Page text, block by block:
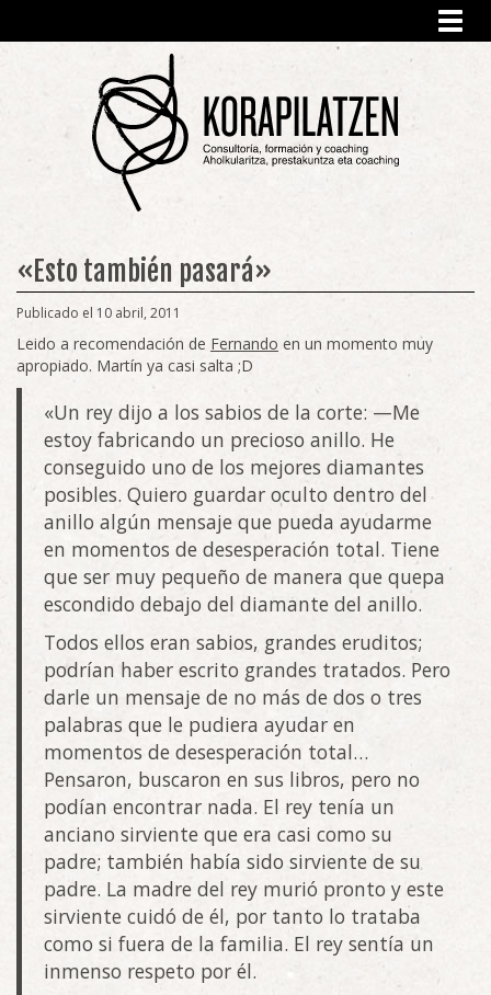
«Esto también pasará»
Publicado el 10 abril, 2011
Leido a recomendación de Fernando en un momento muy
apropiado. Martín ya casi salta ;D
«Un rey dijo a los sabios de la corte: —Me
estoy fabricando un precioso anillo. He
conseguido uno de los mejores diamantes
posibles. Quiero guardar oculto dentro del
anillo algún mensaje que pueda ayudarme
en momentos de desesperación total. Tiene
que ser muy pequeño de manera que quepa
escondido debajo del diamante del anillo.
Todos ellos eran sabios, grandes eruditos;
podrían haber escrito grandes tratados. Pero
darle un mensaje de no más de dos o tres
palabras que le pudiera ayudar en
momentos de desesperación total…
Pensaron, buscaron en sus libros, pero no
podían encontrar nada. El rey tenía un
anciano sirviente que era casi como su
padre; también había sido sirviente de su
padre. La madre del rey murió pronto y este
sirviente cuidó de él, por tanto lo trataba
como si fuera de la familia. El rey sentía un
inmenso respeto por él.